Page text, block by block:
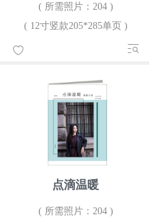
( 所需照片：204 )
( 12寸竖款205*285单页 )
点滴温暖
( 所需照片：204 )